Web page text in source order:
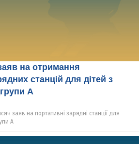
на отримання
станцій для дітей з
А
заяв на портативні зарядні станції для
А